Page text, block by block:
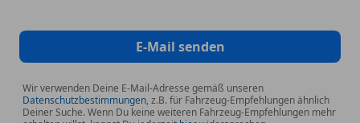
Information und stellt keine zugesicherten
Eigenschaften dar. Alle Angaben sind unverbindlich
und ohne Gewähr; Irrtümer, Tippfehler und
Zwischenverkauf vorbehalten. Maßgeblich sind
ausschließlich die im Kaufvertrag festgehaltenen
E-Mail senden
Wir verwenden Deine E-Mail-Adresse gemäß unseren
Datenschutzbestimmungen, z.B. für Fahrzeug-Empfehlungen ähnlich
Deiner Suche. Wenn Du keine weiteren Fahrzeug-Empfehlungen mehr